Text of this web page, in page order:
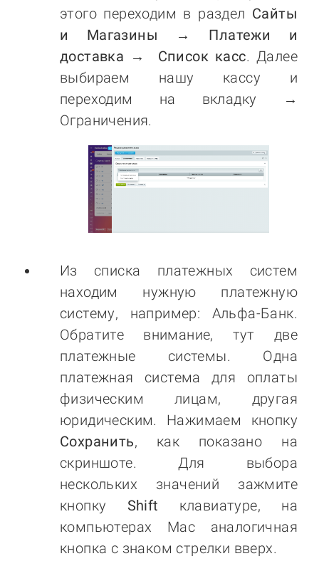
этого переходим в раздел Сайты
и Магазины → Платежи и
доставка → Список касс. Далее
выбираем нашу кассу и
переходим на вкладку →
Ограничения.
Из списка платежных систем
находим нужную платежную
систему, например: Альфа-Банк.
Обратите внимание, тут две
платежные системы. Одна
платежная система для оплаты
физическим лицам, другая
юридическим. Нажимаем кнопку
Сохранить, как показано на
скриншоте. Для выбора
нескольких значений зажмите
кнопку Shift клавиатуре, на
компьютерах Mac аналогичная
кнопка с знаком стрелки вверх.